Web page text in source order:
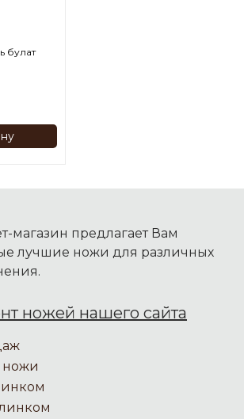
булат
магазин предлагает Вам
лучшие ножи для различных
ножей нашего сайта
ножи